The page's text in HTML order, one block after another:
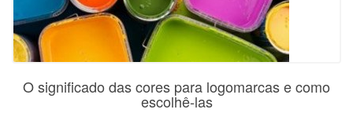
O significado das cores para logomarcas e como
escolhê-las